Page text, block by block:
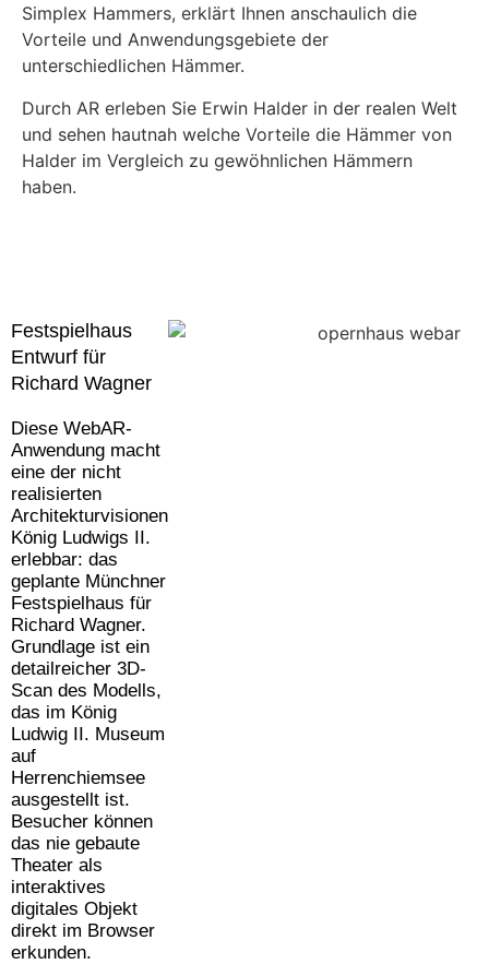
Simplex Hammers, erklärt Ihnen anschaulich die
Vorteile und Anwendungsgebiete der
unterschiedlichen Hämmer.
Durch AR erleben Sie Erwin Halder in der realen Welt
und sehen hautnah welche Vorteile die Hämmer von
Halder im Vergleich zu gewöhnlichen Hämmern
haben.
Festspielhaus
Entwurf für
Richard Wagner
Diese WebAR-
Anwendung macht
eine der nicht
realisierten
Architekturvisionen
König Ludwigs II.
erlebbar: das
geplante Münchner
Festspielhaus für
Richard Wagner.
Grundlage ist ein
detailreicher 3D-
Scan des Modells,
das im König
Ludwig II. Museum
auf
Herrenchiemsee
ausgestellt ist.
Besucher können
das nie gebaute
Theater als
interaktives
digitales Objekt
direkt im Browser
erkunden.